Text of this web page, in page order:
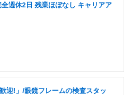
週休2日 残業ほぼなし キャリアア
迎!」/眼鏡フレームの検査スタッ